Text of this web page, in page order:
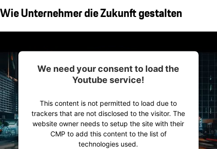
Wie Unternehmer die Zukunft gestalten
We need your consent to load the
Youtube service!
This content is not permitted to load due to
trackers that are not disclosed to the visitor. The
website owner needs to setup the site with their
CMP to add this content to the list of
technologies used.